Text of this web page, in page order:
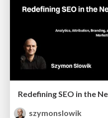
szymonslowik